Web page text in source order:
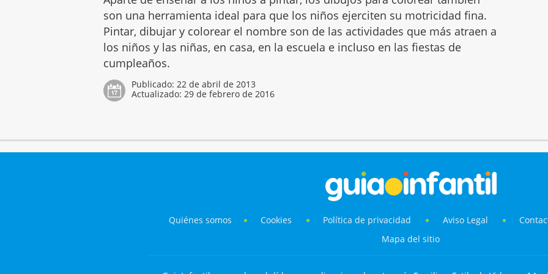
son una herramienta ideal para que los niños ejerciten su motricidad fina.
Pintar, dibujar y colorear el nombre son de las actividades que más atraen a
los niños y las niñas, en casa, en la escuela e incluso en las fiestas de
cumpleaños.
Publicado:22 de abril de 2013
Actualizado:29 de febrero de 2016
Quiénes somos Cookies Política de privacidad Aviso Legal
Mapa del sitio